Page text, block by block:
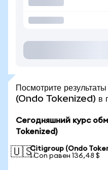
Посмотрите
(Ondo Tokenized) в
Сегодняшний курс
Tokenized)
🇺🇸Citigroup (Ondo
1 Con равен 136,48 $